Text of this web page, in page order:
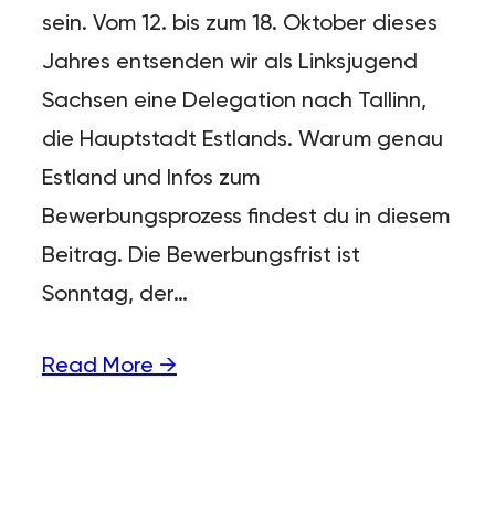
sein. Vom 12. bis zum 18. Oktober dieses
Jahres entsenden wir als Linksjugend
Sachsen eine Delegation nach Tallinn,
die Hauptstadt Estlands. Warum genau
Estland und Infos zum
Bewerbungsprozess findest du in diesem
Beitrag. Die Bewerbungsfrist ist
Sonntag, der…
Read More →